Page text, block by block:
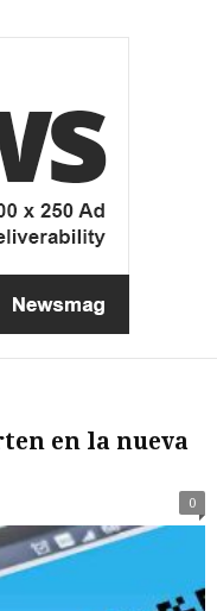
en la nueva
0